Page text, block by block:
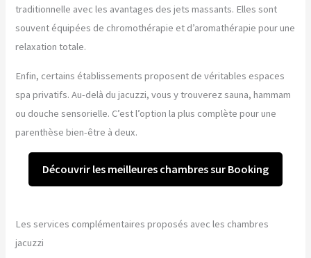
traditionnelle avec les avantages des jets massants. Elles sont
souvent équipées de chromothérapie et d’aromathérapie pour une
relaxation totale.
Enfin, certains établissements proposent de véritables espaces
spa privatifs. Au-delà du jacuzzi, vous y trouverez sauna, hammam
ou douche sensorielle. C’est l’option la plus complète pour une
parenthèse bien-être à deux.
Découvrir les meilleures chambres sur Booking
Les services complémentaires proposés avec les chambres
jacuzzi